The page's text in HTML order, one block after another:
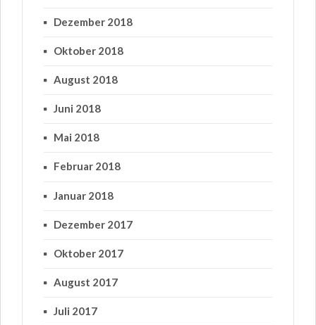
Dezember 2018
Oktober 2018
August 2018
Juni 2018
Mai 2018
Februar 2018
Januar 2018
Dezember 2017
Oktober 2017
August 2017
Juli 2017